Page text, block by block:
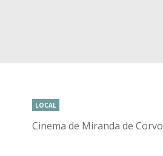
LOCAL
Cinema de Miranda de Corvo